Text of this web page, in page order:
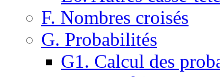
F. Nombres croisés
G. Probabilités
G1. Calcul des